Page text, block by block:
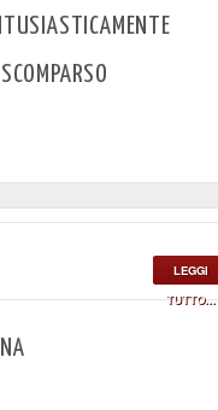
LEGGI
TUTTO...